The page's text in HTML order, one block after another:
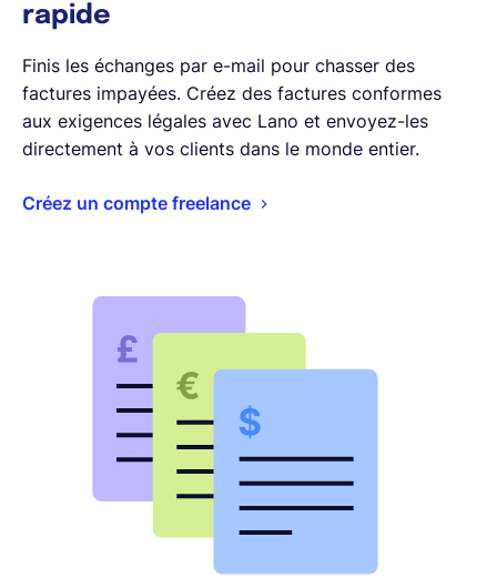
rapide
Finis les échanges par e-mail pour chasser des
factures impayées. Créez des factures conformes
aux exigences légales avec Lano et envoyez-les
directement à vos clients dans le monde entier.
Créez un compte freelance